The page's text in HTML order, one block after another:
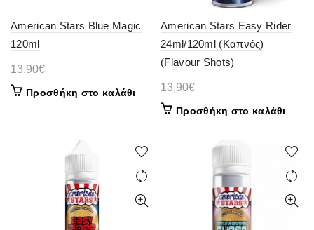
American Stars Blue Magic
120ml
13,90€
Προσθήκη στο καλάθι
American Stars Easy Rider
24ml/120ml (Καπνός)
(Flavour Shots)
13,90€
Προσθήκη στο καλάθι